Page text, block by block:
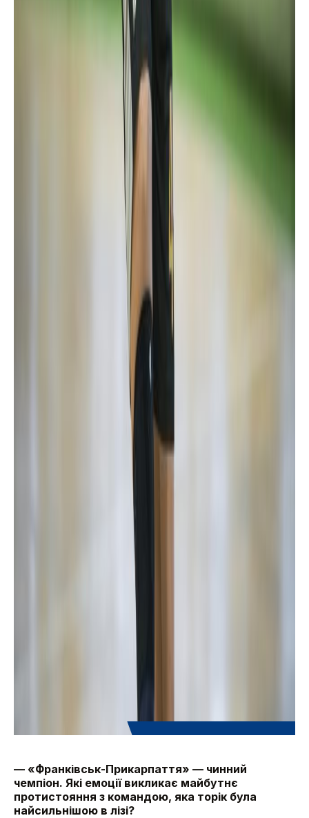
— «Франківськ-Прикарпаття» — чинний
чемпіон. Які емоції викликає майбутнє
протистояння з командою, яка торік була
найсильнішою в лізі?